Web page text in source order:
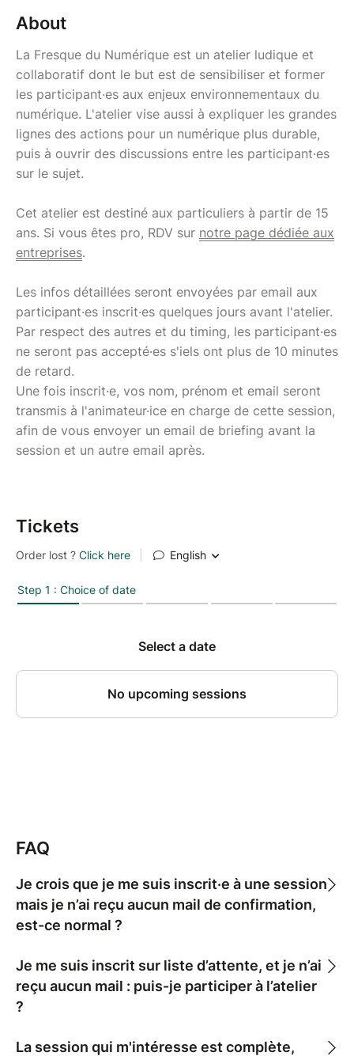
About
La Fresque du Numérique est un atelier ludique et
collaboratif dont le but est de sensibiliser et former
les participant·es aux enjeux environnementaux du
numérique. L'atelier vise aussi à expliquer les grandes
lignes des actions pour un numérique plus durable,
puis à ouvrir des discussions entre les participant·es
sur le sujet.
Cet atelier est destiné aux particuliers à partir de 15
ans. Si vous êtes pro, RDV sur notre page dédiée aux
entreprises.
Les infos détaillées seront envoyées par email aux
participant·es inscrit·es quelques jours avant l'atelier.
Par respect des autres et du timing, les participant·es
ne seront pas accepté·es s'iels ont plus de 10 minutes
de retard.
Une fois inscrit·e, vos nom, prénom et email seront
transmis à l'animateur·ice en charge de cette session,
afin de vous envoyer un email de briefing avant la
session et un autre email après.
Tickets
FAQ
Je crois que je me suis inscrit·e à une session
mais je n’ai reçu aucun mail de confirmation,
est-ce normal ?
Je me suis inscrit sur liste d’attente, et je n’ai
reçu aucun mail : puis-je participer à l’atelier
?
La session qui m'intéresse est complète,